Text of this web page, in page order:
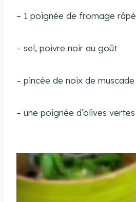
– 1 poignée de fromage râpé
– sel, poivre noir au goût
– pincée de noix de muscade
– une poignée d’olives vertes